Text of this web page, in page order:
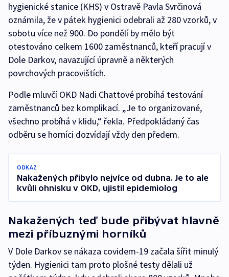
hygienické stanice (KHS) v Ostravě Pavla Svrčinová
oznámila, že v pátek hygienici odebrali až 280 vzorků, v
sobotu více než 900. Do pondělí by mělo být
otestováno celkem 1600 zaměstnanců, kteří pracují v
Dole Darkov, navazující úpravně a některých
povrchových pracovištích.
Podle mluvčí OKD Nadi Chattové probíhá testování
zaměstnanců bez komplikací. „Je to organizované,
všechno probíhá v klidu,“ řekla. Předpokládaný čas
odběru se horníci dozvídají vždy den předem.
ODKAZ
Nakažených přibylo nejvíce od dubna. Je to ale
kvůli ohnisku v OKD, ujistil epidemiolog
Nakažených teď bude přibývat hlavně
mezi příbuznými horníků
V Dole Darkov se nákaza covidem-19 začala šířit minulý
týden. Hygienici tam proto plošné testy dělali už